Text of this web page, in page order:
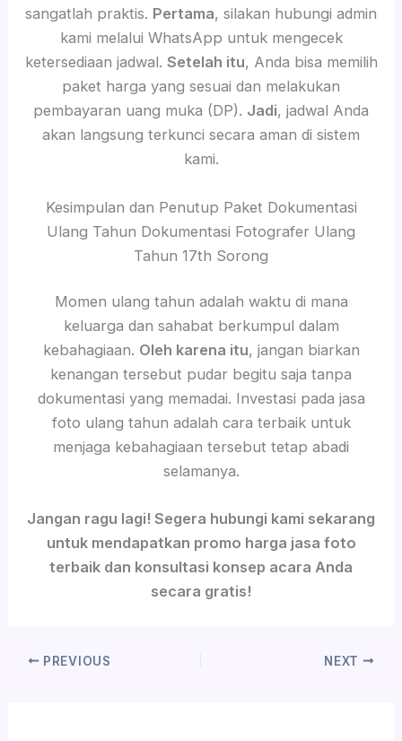
sangatlah praktis. Pertama, silakan hubungi admin
kami melalui WhatsApp untuk mengecek
ketersediaan jadwal. Setelah itu, Anda bisa memilih
paket harga yang sesuai dan melakukan
pembayaran uang muka (DP). Jadi, jadwal Anda
akan langsung terkunci secara aman di sistem
kami.
Kesimpulan dan Penutup Paket Dokumentasi
Ulang Tahun Dokumentasi Fotografer Ulang
Tahun 17th Sorong
Momen ulang tahun adalah waktu di mana
keluarga dan sahabat berkumpul dalam
kebahagiaan. Oleh karena itu, jangan biarkan
kenangan tersebut pudar begitu saja tanpa
dokumentasi yang memadai. Investasi pada jasa
foto ulang tahun adalah cara terbaik untuk
menjaga kebahagiaan tersebut tetap abadi
selamanya.
Jangan ragu lagi! Segera hubungi kami sekarang
untuk mendapatkan promo harga jasa foto
terbaik dan konsultasi konsep acara Anda
secara gratis!
PREVIOUS NEXT